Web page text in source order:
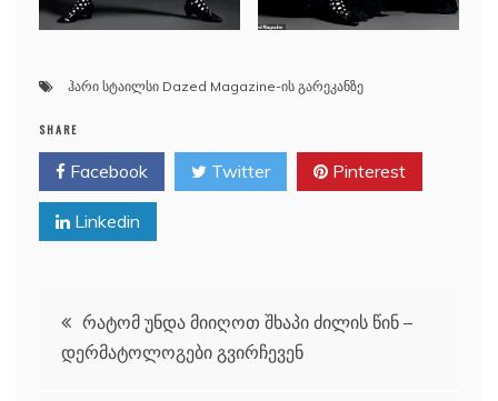
ჰარი სტაილსი Dazed Magazine-ის გარეკანზე
SHARE
Facebook Twitter Pinterest
Linkedin
პოსტის
ნავიგაცია
რატომ უნდა მიიღოთ შხაპი ძილის წინ –
დერმატოლოგები გვირჩევენ